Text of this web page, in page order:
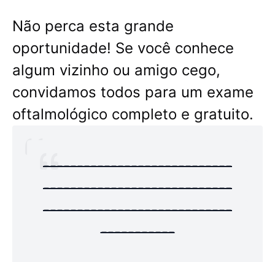
Não perca esta grande
oportunidade! Se você conhece
algum vizinho ou amigo cego,
convidamos todos para um exame
oftalmológico completo e gratuito.
----------------------------
----------------------------
----------------------------
-----------